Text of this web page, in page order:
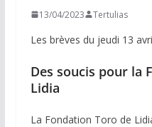
13/04/2023 Tertulias
Les brèves du jeudi 13
Des soucis pour la
Lidia
La Fondation Toro de